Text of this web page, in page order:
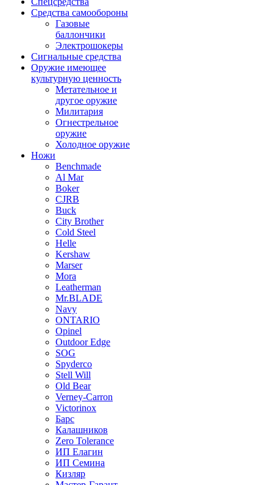
Средства самообороны
Газовые
баллончики
Электрошокеры
Сигнальные средства
Оружие имеющее
культурную ценность
Метательное и
другое оружие
Милитария
Огнестрельное
оружие
Холодное оружие
Ножи
Benchmade
Al Mar
Boker
CJRB
Buck
City Brother
Cold Steel
Helle
Kershaw
Marser
Mora
Leatherman
Mr.BLADE
Navy
ONTARIO
Opinel
Outdoor Edge
SOG
Spyderco
Stell Will
Old Bear
Verney-Carron
Victorinox
Барс
Калашников
Zero Tolerance
ИП Елагин
ИП Семина
Кизляр